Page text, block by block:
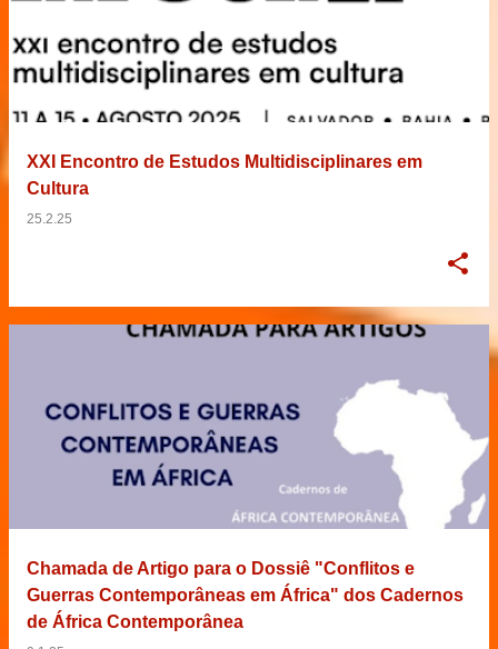
XXI Encontro de Estudos Multidisciplinares em
Cultura
25.2.25
Chamada de Artigo para o Dossiê "Conflitos e
Guerras Contemporâneas em África" dos Cadernos
de África Contemporânea